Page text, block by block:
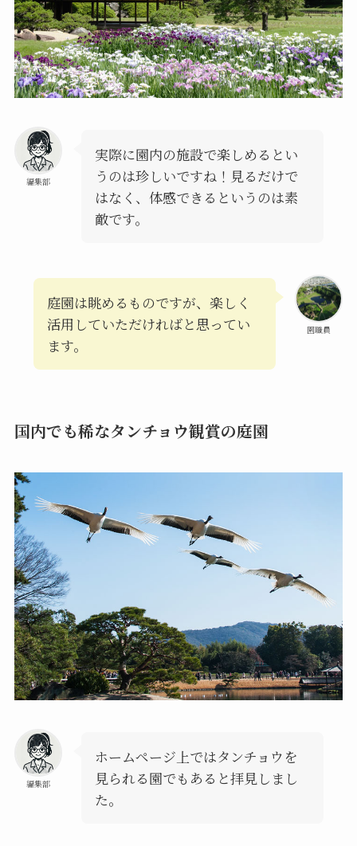
編集部
実際に園内の施設で楽しめるとい
うのは珍しいですね！見るだけで
はなく、体感できるというのは素
敵です。
園職員
庭園は眺めるものですが、楽しく
活用していただければと思ってい
ます。
国内でも稀なタンチョウ観賞の庭園
編集部
ホームページ上ではタンチョウを
見られる園でもあると拝見しまし
た。